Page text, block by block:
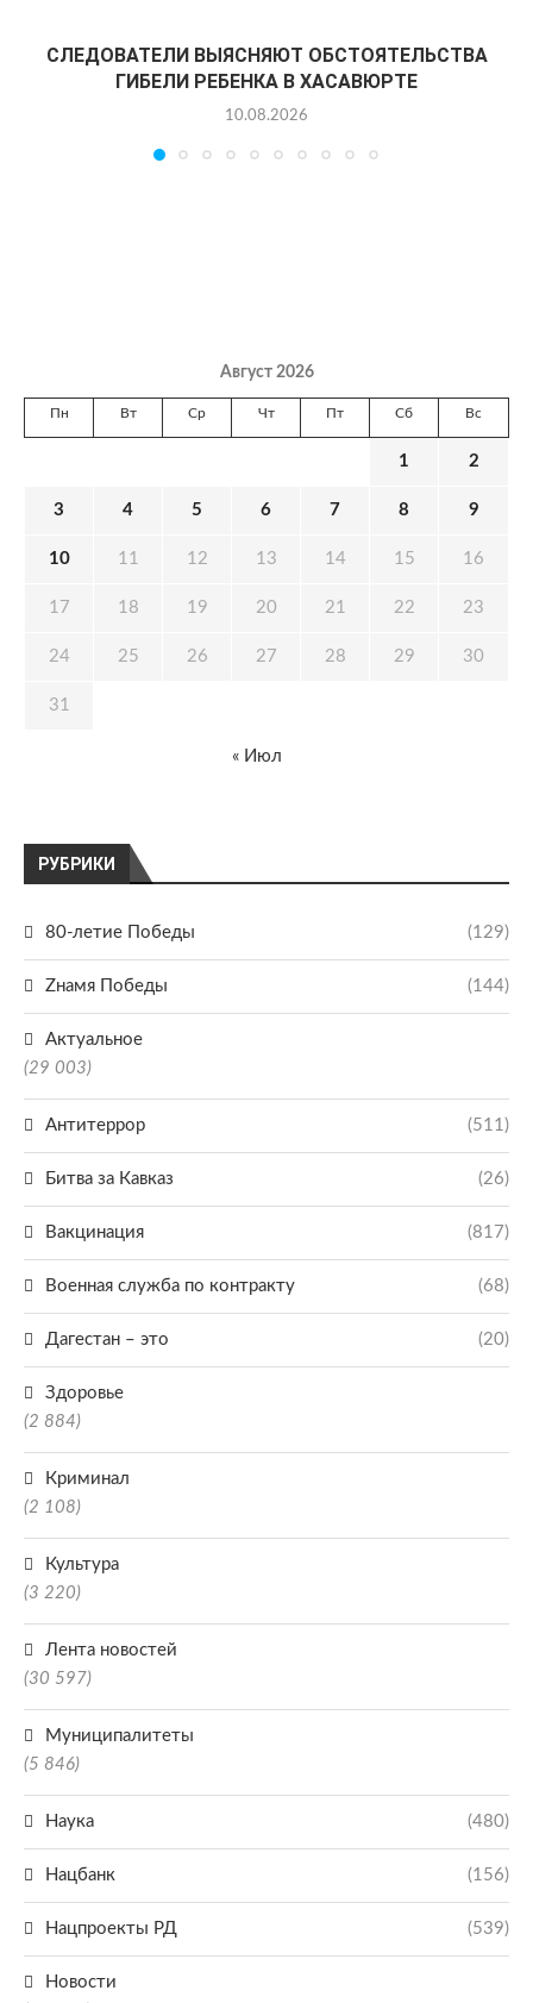
СЛЕДОВАТЕЛИ ВЫЯСНЯЮТ ОБСТОЯТЕЛЬСТВА
ГИБЕЛИ РЕБЕНКА В ХАСАВЮРТЕ
10.08.2026
РУБРИКИ
80-летие Победы (129)
Zнамя Победы (144)
Актуальное
(29 003)
Антитеррор (511)
Битва за Кавказ (26)
Вакцинация (817)
Военная служба по контракту (68)
Дагестан – это (20)
Здоровье
(2 884)
Криминал
(2 108)
Культура
(3 220)
Лента новостей
(30 597)
Муниципалитеты
(5 846)
Наука (480)
Нацбанк (156)
Нацпроекты РД (539)
Новости
Август 2026
Пн Вт Ср Чт Пт Сб Вс
1 2
3 4 5 6 7 8 9
10 11 12 13 14 15 16
17 18 19 20 21 22 23
24 25 26 27 28 29 30
31
« Июл